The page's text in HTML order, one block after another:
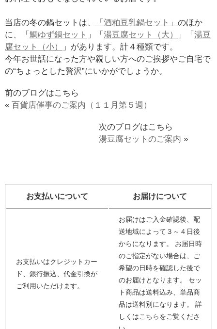
当店の冬の鍋セットは、 「酒粕豆乳鍋セット」 のほか
に、「 鯛ゆず鍋セット 」「 湯豆腐セット（大） 」「 湯豆
腐セット（小）
」があります。計４種類です。
今年お世話になった方や親しい方へのご挨拶やご自宅で
の“ちょっとした贅沢”にいかがでしょうか。
前のブログはこちら
« 百貨店催事のご案内（１１月第５週）
次のブログはこちら
湯豆腐セットのご案内 »
お支払いについて お届けについて
お支払いはクレジットカー
ド、銀行振込、代金引換が
ご利用いただけます。
お届けはご入金確認後、配
送地域によって３～４日後
からになります。 お届日時
のご指定がない場合は、ご
希望の日時を確認した後で
のお届けとなります。 セッ
ト商品は送料込み、単品商
品は送料別になります。 詳
しくはこちらをご覧くださ